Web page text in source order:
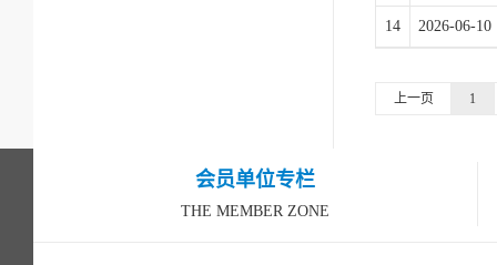
14 2026-06-10
上一页 1
会员单位专栏
THE MEMBER ZONE